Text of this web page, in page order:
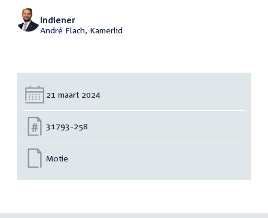
Indiener
André Flach, Kamerlid
Datum:
21 maart 2024
Nummer:
31793-258
Motie